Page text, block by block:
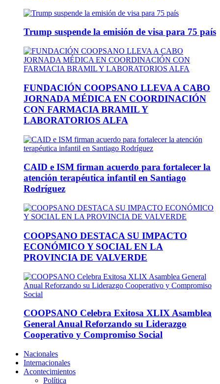
Trump suspende la emisión de visa para 75 país
FUNDACIÓN COOPSANO LLEVA A CABO
JORNADA MÉDICA EN COORDINACIÓN
CON FARMACIA BRAMIL Y
LABORATORIOS ALFA
CAID e ISM firman acuerdo para fortalecer la
atención terapéutica infantil en Santiago
Rodríguez
COOPSANO DESTACA SU IMPACTO
ECONÓMICO Y SOCIAL EN LA
PROVINCIA DE VALVERDE
COOPSANO Celebra Exitosa XLIX Asamblea
General Anual Reforzando su Liderazgo
Cooperativo y Compromiso Social
Nacionales
Internacionales
Acontecimientos
Política